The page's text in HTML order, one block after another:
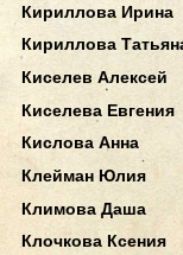
Кириллова Ирина
Кириллова
Киселев Алексей
Киселева Евгения
Кислова Анна
Клейман Юлия
Климова Даша
Клочкова Ксения